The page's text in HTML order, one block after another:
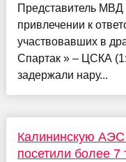
Представитель
привлечении к
участвовавших в
Спартак » – ЦСКА
задержали нару...
Калининскую АЭС
посетили более 7